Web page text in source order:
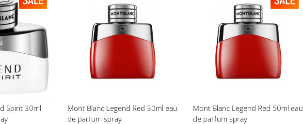
Spirit 30ml
verlanglijst
Mont Blanc Legend Red 30ml eau
de parfum spray
verlanglijst
Mont Blanc Legend Red 50ml eau
de parfum spray